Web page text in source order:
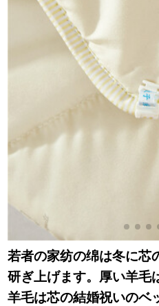
若者の家纺の绵は冬に芯
研ぎ上げます。厚い羊毛
羊毛は芯の結婚祝いのベ